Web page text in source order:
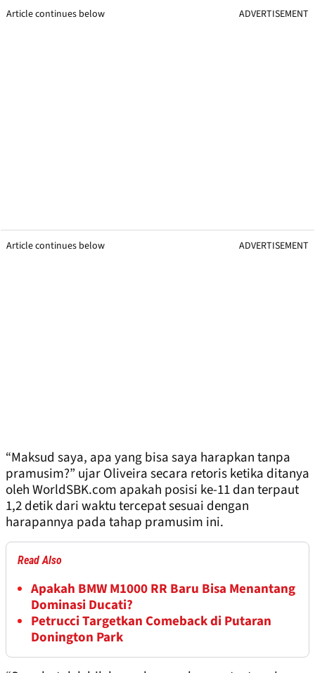
Article continues below ADVERTISEMENT
Article continues below ADVERTISEMENT
“Maksud saya, apa yang bisa saya harapkan tanpa
pramusim?” ujar Oliveira secara retoris ketika ditanya
oleh WorldSBK.com apakah posisi ke-11 dan terpaut
1,2 detik dari waktu tercepat sesuai dengan
harapannya pada tahap pramusim ini.
Read Also
Apakah BMW M1000 RR Baru Bisa Menantang
Dominasi Ducati?
Petrucci Targetkan Comeback di Putaran
Donington Park